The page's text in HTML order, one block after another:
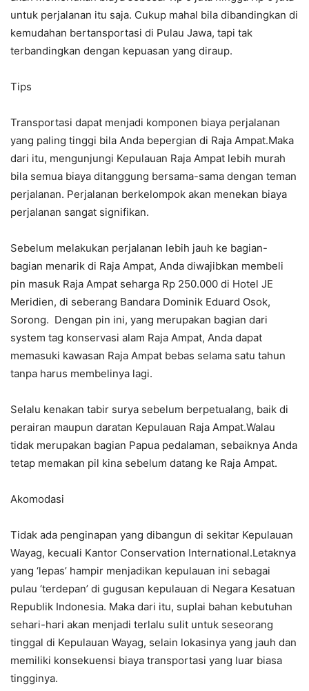
untuk perjalanan itu saja. Cukup mahal bila dibandingkan di
kemudahan bertansportasi di Pulau Jawa, tapi tak
terbandingkan dengan kepuasan yang diraup.
Tips
Transportasi dapat menjadi komponen biaya perjalanan
yang paling tinggi bila Anda bepergian di Raja Ampat.Maka
dari itu, mengunjungi Kepulauan Raja Ampat lebih murah
bila semua biaya ditanggung bersama-sama dengan teman
perjalanan. Perjalanan berkelompok akan menekan biaya
perjalanan sangat signifikan.
Sebelum melakukan perjalanan lebih jauh ke bagian-
bagian menarik di Raja Ampat, Anda diwajibkan membeli
pin masuk Raja Ampat seharga Rp 250.000 di Hotel JE
Meridien, di seberang Bandara Dominik Eduard Osok,
Sorong. Dengan pin ini, yang merupakan bagian dari
system tag konservasi alam Raja Ampat, Anda dapat
memasuki kawasan Raja Ampat bebas selama satu tahun
tanpa harus membelinya lagi.
Selalu kenakan tabir surya sebelum berpetualang, baik di
perairan maupun daratan Kepulauan Raja Ampat.Walau
tidak merupakan bagian Papua pedalaman, sebaiknya Anda
tetap memakan pil kina sebelum datang ke Raja Ampat.
Akomodasi
Tidak ada penginapan yang dibangun di sekitar Kepulauan
Wayag, kecuali Kantor Conservation International.Letaknya
yang ‘lepas’ hampir menjadikan kepulauan ini sebagai
pulau ‘terdepan’ di gugusan kepulauan di Negara Kesatuan
Republik Indonesia. Maka dari itu, suplai bahan kebutuhan
sehari-hari akan menjadi terlalu sulit untuk seseorang
tinggal di Kepulauan Wayag, selain lokasinya yang jauh dan
memiliki konsekuensi biaya transportasi yang luar biasa
tingginya.